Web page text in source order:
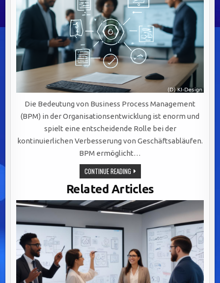
Die Bedeutung von Business Process Management
(BPM) in der Organisationsentwicklung ist enorm und
spielt eine entscheidende Rolle bei der
kontinuierlichen Verbesserung von Geschäftsabläufen.
BPM ermöglicht…
CONTINUE READINGSTRATEGISCHE
BEDEUTUNG
VON
BUSINESS
PROCESS
MANAGEMENT
FÜR
EFFIZIENZ,
Related Articles